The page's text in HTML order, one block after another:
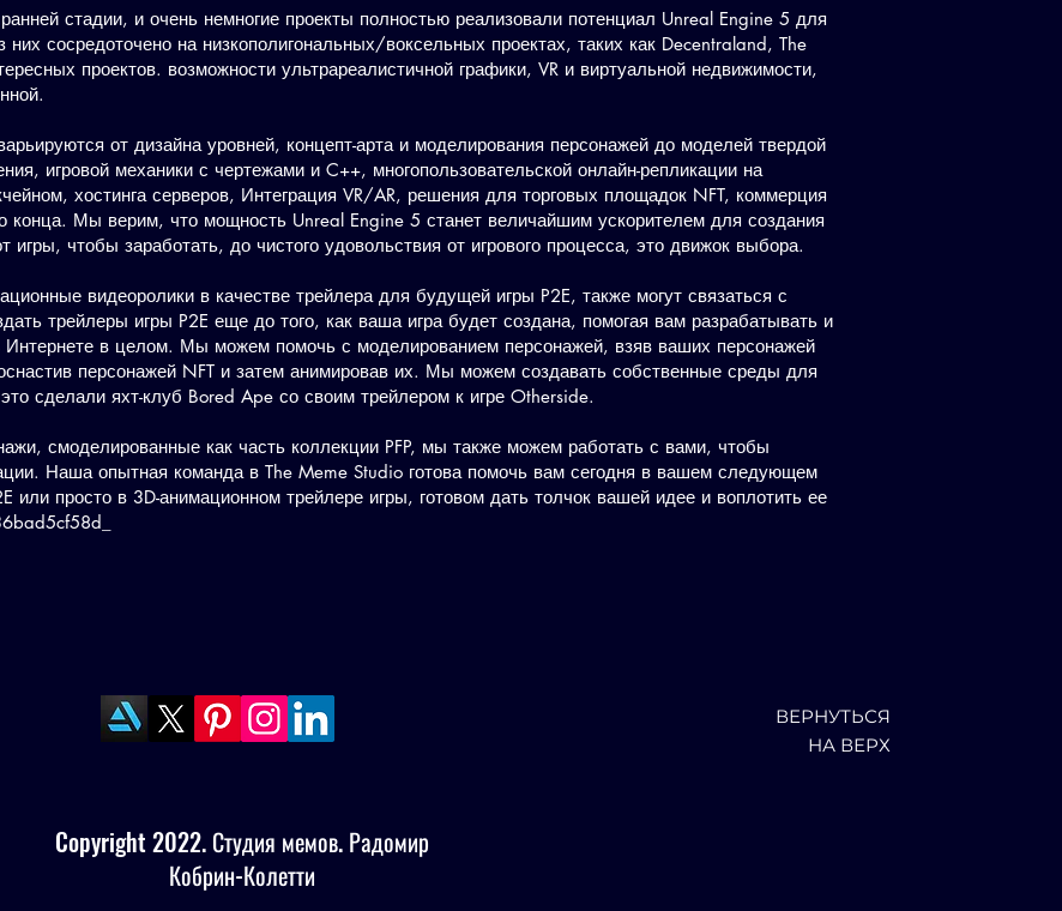
стадии, и очень немногие проекты полностью реализовали потенциал Unreal Engine 5 для
сосредоточено на низкополигональных/воксельных проектах, таких как Decentraland, The
проектов. возможности ультрареалистичной графики, VR и виртуальной недвижимости,
от дизайна уровней, концепт-арта и моделирования персонажей до моделей твердой
игровой механики с чертежами и C++, многопользовательской онлайн-репликации на
хостинга серверов, Интеграция VR/AR, решения для торговых площадок NFT, коммерция
конца. Мы верим, что мощность Unreal Engine 5 станет величайшим ускорителем для создания
игры, чтобы заработать, до чистого удовольствия от игрового процесса, это движок выбора.
видеоролики в качестве трейлера для будущей игры P2E, также могут связаться с
трейлеры игры P2E еще до того, как ваша игра будет создана, помогая вам разрабатывать и
Интернете в целом. Мы можем помочь с моделированием персонажей, взяв ваших персонажей
персонажей NFT и затем анимировав их. Мы можем создавать собственные среды для
сделали яхт-клуб Bored Ape со своим трейлером к игре Otherside.
смоделированные как часть коллекции PFP, мы также можем работать с вами, чтобы
Наша опытная команда в The Meme Studio готова помочь вам сегодня в вашем следующем
или просто в 3D-анимационном трейлере игры, готовом дать толчок вашей идее и воплотить ее
ВЕРНУТЬСЯ
НА ВЕРХ
Copyright 2022. Студия мемов. Радомир
Кобрин-Колетти